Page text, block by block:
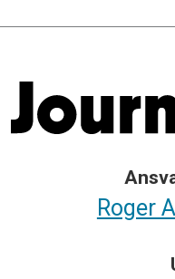
Roger